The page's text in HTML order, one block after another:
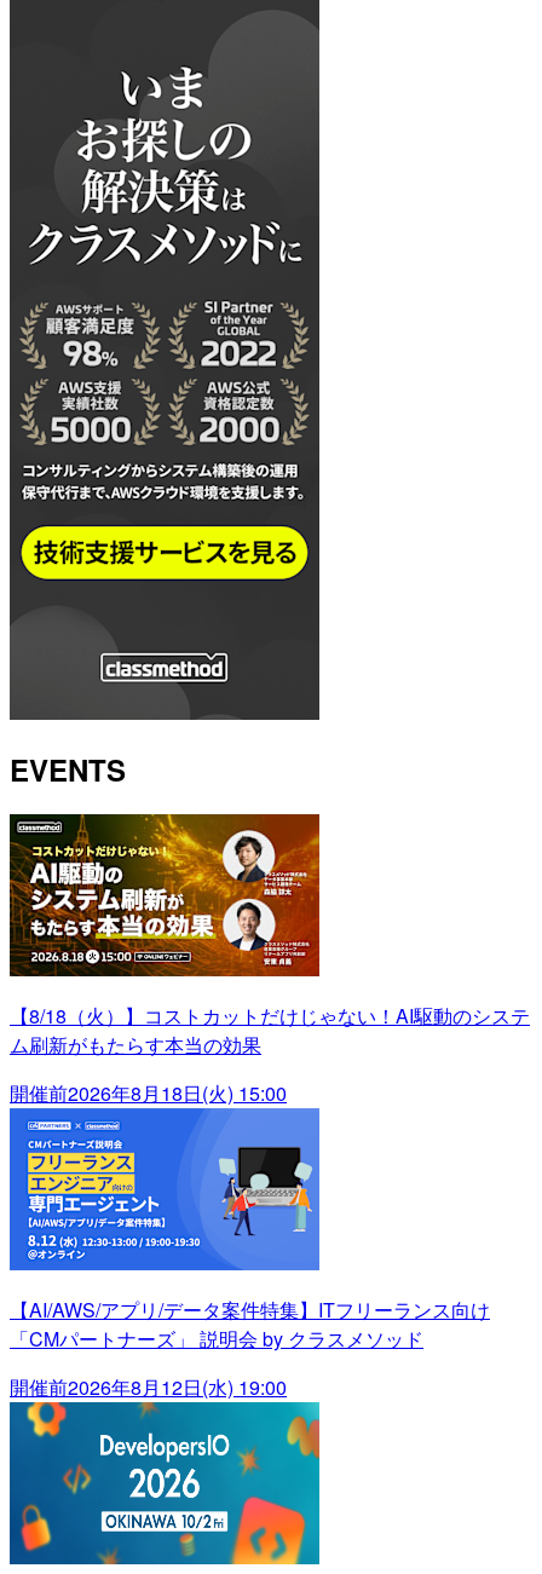
EVENTS
【8/18（火）】コストカットだけじゃない！AI駆動のシステ
ム刷新がもたらす本当の効果
開催前2026年8月18日(火) 15:00
【AI/AWS/アプリ/データ案件特集】ITフリーランス向け
「CMパートナーズ」 説明会 by クラスメソッド
開催前2026年8月12日(水) 19:00